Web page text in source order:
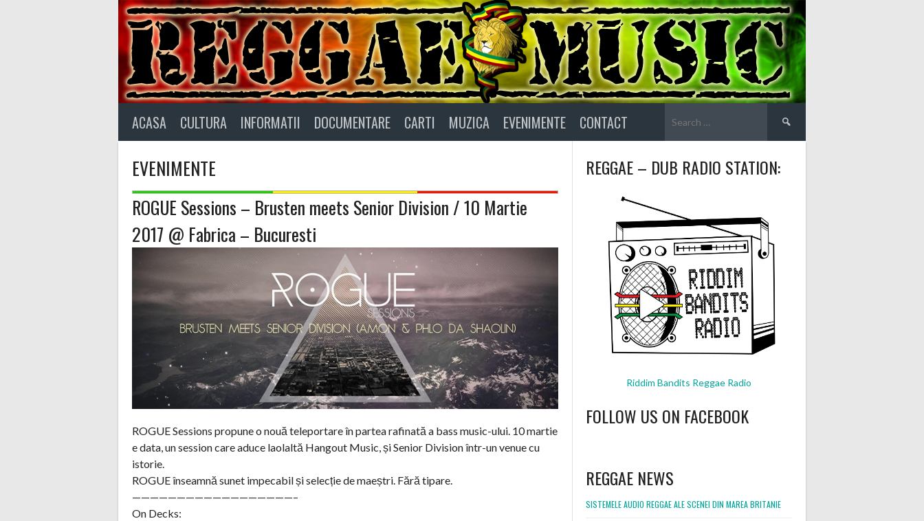
ACASA CULTURA INFORMATII DOCUMENTARE CARTI MUZICA EVENIMENTE CONTACT
for:
EVENIMENTE
ROGUE Sessions – Brusten meets Senior Division / 10 Martie
2017 @ Fabrica – Bucuresti
ROGUE Sessions propune o nouă teleportare în partea rafinată a bass music-ului. 10 martie
e data, un session care aduce laolaltă Hangout Music, și Senior Division într-un venue cu
istorie.
ROGUE înseamnă sunet impecabil și selecție de maeștri. Fără tipare.
——————————————————–
On Decks:
REGGAE – DUB RADIO STATION:
Riddim Bandits Reggae Radio
FOLLOW US ON FACEBOOK
REGGAE NEWS
SISTEMELE AUDIO REGGAE ALE SCENEI DIN MAREA BRITANIE